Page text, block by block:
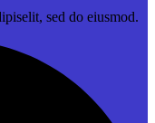
sed do eiusmod.